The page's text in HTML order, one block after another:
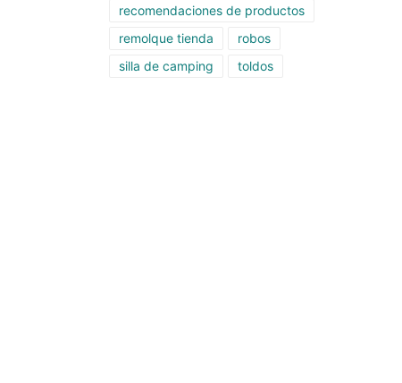
recomendaciones de productos
remolque tienda
robos
silla de camping
toldos